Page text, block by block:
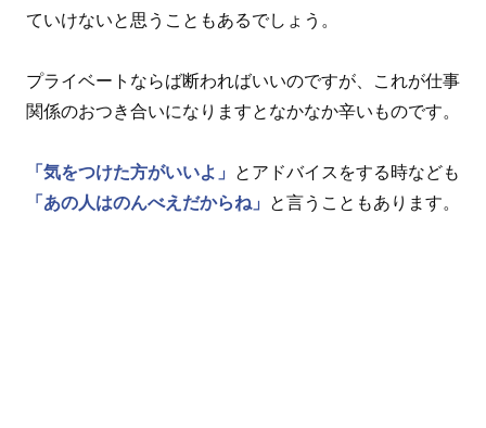
ていけないと思うこともあるでしょう。
プライベートならば断わればいいのですが、これが仕事
関係のおつき合いになりますとなかなか辛いものです。
「気をつけた方がいいよ」
とアドバイスをする時なども
「あの人はのんべえだからね」
と言うこともあります。